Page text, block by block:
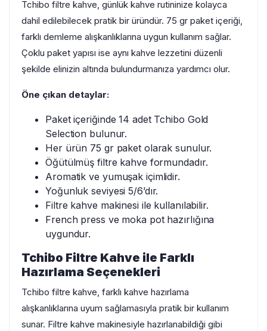
Tchibo filtre kahve, günlük kahve rutininize kolayca
dahil edilebilecek pratik bir üründür. 75 gr paket içeriği,
farklı demleme alışkanlıklarına uygun kullanım sağlar.
Çoklu paket yapısı ise aynı kahve lezzetini düzenli
şekilde elinizin altında bulundurmanıza yardımcı olur.
Öne çıkan detaylar:
Paket içeriğinde 14 adet Tchibo Gold
Selection bulunur.
Her ürün 75 gr paket olarak sunulur.
Öğütülmüş filtre kahve formundadır.
Aromatik ve yumuşak içimlidir.
Yoğunluk seviyesi 5/6’dır.
Filtre kahve makinesi ile kullanılabilir.
French press ve moka pot hazırlığına
uygundur.
Tchibo Filtre Kahve ile Farklı
Hazırlama Seçenekleri
Tchibo filtre kahve, farklı kahve hazırlama
alışkanlıklarına uyum sağlamasıyla pratik bir kullanım
sunar. Filtre kahve makinesiyle hazırlanabildiği gibi